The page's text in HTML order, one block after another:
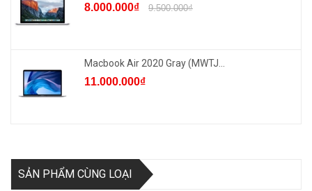
8.000.000₫ 9.500.000₫
Macbook Air 2020 Gray (MWTJ...
11.000.000₫
SẢN PHẨM CÙNG LOẠI